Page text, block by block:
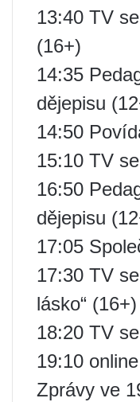
13:40 TV
(16+)
14:35
dějepisu
14:50
15:10 TV
16:50
dějepisu
17:05
17:30 TV
lásko“ (16+)
18:20 TV
19:10
Zprávy ve